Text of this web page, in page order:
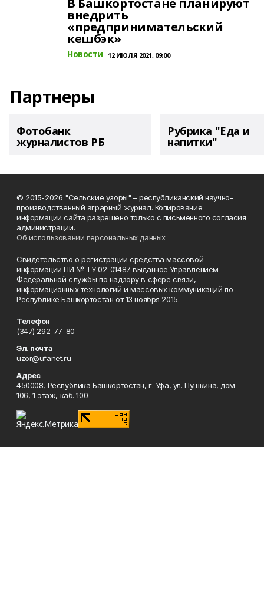
В Башкортостане планируют
внедрить
«предпринимательский
кешбэк»
Новости 12 ИЮЛЯ 2021, 09:00
Партнеры
Фотобанк
журналистов РБ
Рубрика "Еда и
напитки"
© 2015-2026 "Сельские узоры" – республиканский научно-
производственный аграрный журнал. Копирование
информации сайта разрешено только с письменного согласия
администрации.
Об использовании персональных данных
Свидетельство о регистрации средства массовой
информации ПИ № ТУ 02-01487 выданное Управлением
Федеральной службы по надзору в сфере связи,
информационных технологий и массовых коммуникаций по
Республике Башкортостан от 13 ноября 2015.
Телефон
(347) 292-77-80
Эл. почта
uzor@ufanet.ru
Адрес
450008, Республика Башкортостан, г. Уфа, ул. Пушкина, дом
106, 1 этаж, каб. 100